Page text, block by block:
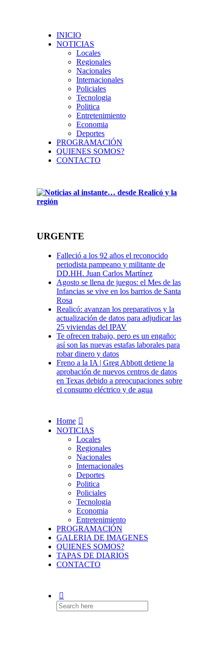
INICIO
NOTICIAS
Locales
Regionales
Nacionales
Internacionales
Policiales
Tecnologia
Politica
Entretenimiento
Economia
Deportes
PROGRAMACIÓN
QUIENES SOMOS?
CONTACTO
URGENTE
Falleció a los 92 años el reconocido
periodista pampeano y militante de
DD.HH. Juan Carlos Martínez
Agosto se llena de juegos: el Mes de las
Infancias se vive en los barrios de Santa
Rosa
Realicó: avanzan los preparativos y la
actualización de datos para adjudicar las
25 viviendas del IPAV
Te ofrecen trabajo, pero es un engaño:
así son las nuevas estafas laborales para
robar dinero y datos
Freno a la IA | Greg Abbott detiene la
aprobación de nuevos centros de datos
en Texas debido a preocupaciones sobre
el consumo eléctrico y de agua
Home
NOTICIAS
Locales
Regionales
Nacionales
Internacionales
Deportes
Politica
Policiales
Tecnologia
Economia
Entretenimiento
PROGRAMACIÓN
GALERIA DE IMAGENES
QUIENES SOMOS?
TAPAS DE DIARIOS
CONTACTO
Search
for: